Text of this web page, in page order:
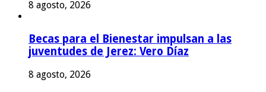
8 agosto, 2026
Becas para el Bienestar impulsan a las
juventudes de Jerez: Vero Díaz
8 agosto, 2026